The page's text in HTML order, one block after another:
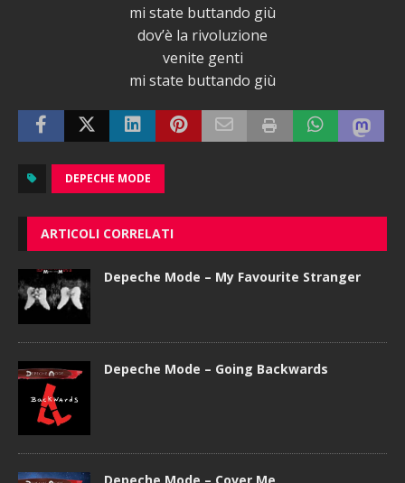
mi state buttando giù
dov’è la rivoluzione
venite genti
mi state buttando giù
DEPECHE MODE
ARTICOLI CORRELATI
Depeche Mode – My Favourite Stranger
Depeche Mode – Going Backwards